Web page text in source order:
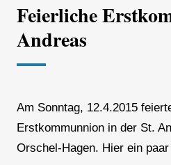
Feierliche
Andreas
Am Sonntag, 12.4.2015
Erstkommunnion in der St.
Orschel-Hagen. Hier ein